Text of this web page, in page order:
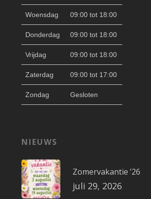
Woensdag 09:00 tot 18:00
Donderdag 09:00 tot 18:00
Vrijdag 09:00 tot 18:00
Zaterdag 09:00 tot 17:00
Zondag Gesloten
NIEUWS
Zomervakantie ’26
juli 29, 2026